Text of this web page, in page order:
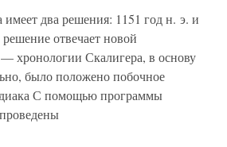
два решения: 1151 год н. э. и
отвечает новой
хронологии Скалигера, в основу
было положено побочное
С помощью программы